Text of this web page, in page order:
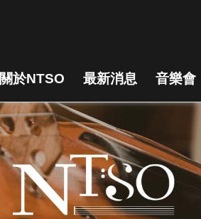
關於NTSO 最新消息 音樂會